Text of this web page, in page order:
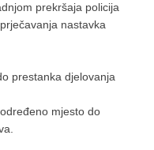
prekršaja policija
nastavka
prestanka djelovanja
mjesto do